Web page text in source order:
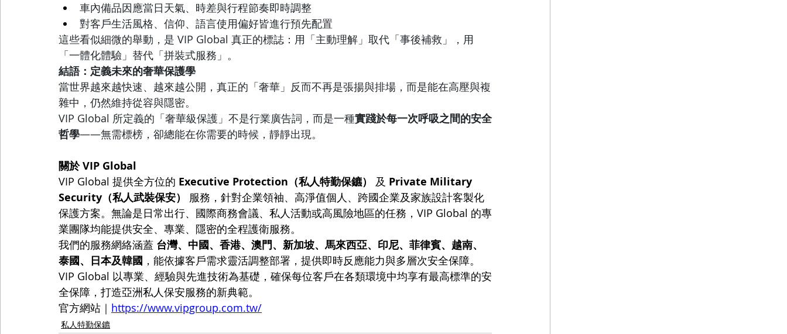
車內備品因應當日天氣、時差與行程節奏即時調整
對客戶生活風格、信仰、語言使用偏好皆進行預先配置
這些看似細微的舉動，是 VIP Global 真正的標誌：用「主動理解」取代「事後補救」，用
「一體化體驗」替代「拼裝式服務」。
結語：定義未來的奢華保護學
當世界越來越快速、越來越公開，真正的「奢華」反而不再是張揚與排場，而是能在高壓與複
雜中，仍然維持從容與隱密。
VIP Global 所定義的「奢華級保護」不是行業廣告詞，而是一種實踐於每一次呼吸之間的安全
哲學——無需標榜，卻總能在你需要的時候，靜靜出現。
關於 VIP Global
VIP Global 提供全方位的 Executive Protection（私人特勤保鑣） 及 Private Military
Security（私人武裝保安）
服務，針對企業領袖、高淨值個人、跨國企業及家族設計客製化
保護方案。無論是日常出行、國際商務會議、私人活動或高風險地區的任務，VIP Global 的專
業團隊均能提供安全、專業、隱密的全程護衛服務。
我們的服務網絡涵蓋 台灣、中國、香港、澳門、新加坡、馬來西亞、印尼、菲律賓、越南、
泰國、日本及韓國 ，能依據客戶需求靈活調整部署，提供即時反應能力與多層次安全保障。
VIP Global 以專業、經驗與先進技術為基礎，確保每位客戶在各類環境中均享有最高標準的安
全保障，打造亞洲私人保安服務的新典範。
官方網站｜ https://www.vipgroup.com.tw/
私人特勤保鑣